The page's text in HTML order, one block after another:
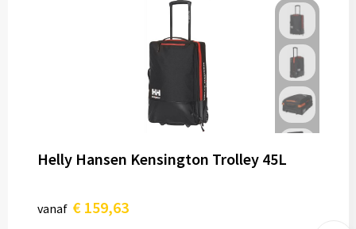
Helly Hansen Kensington Trolley 45L
vanaf € 159,63